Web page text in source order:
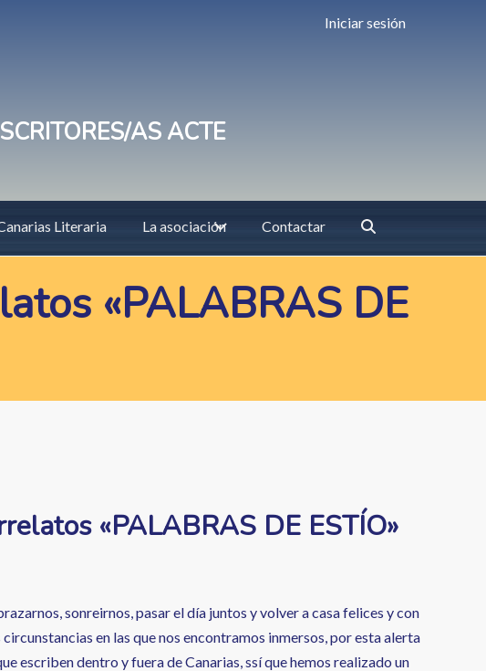
Iniciar sesión
AS ACTE
Literaria La asociación Contactar
«PALABRAS DE
«PALABRAS DE ESTÍO»
sonreirnos, pasar el día juntos y volver a casa felices y con
en las que nos encontramos inmersos, por esta alerta
escriben dentro y fuera de Canarias, ssí que hemos realizado un